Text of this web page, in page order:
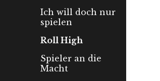
Ich will doch nur
spielen
Roll High
Spieler an die
Macht